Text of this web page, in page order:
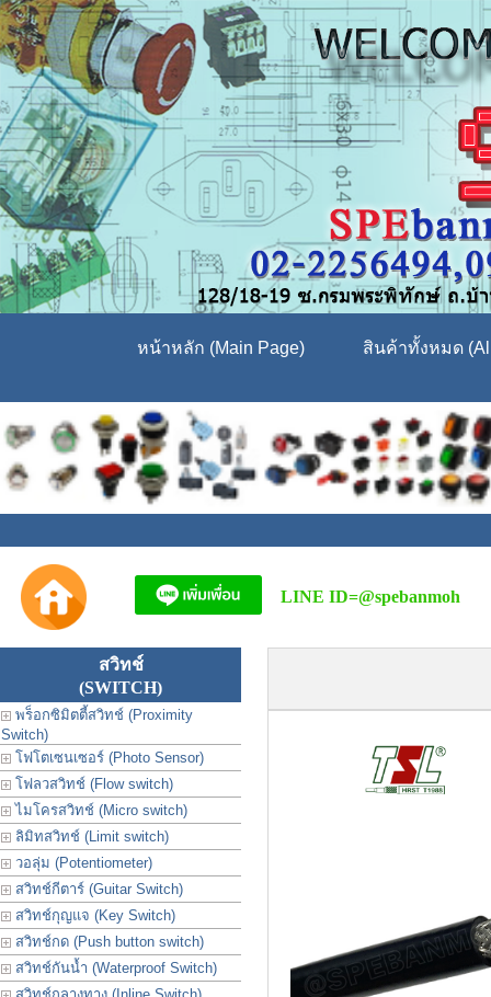
หน้าหลัก (Main Page) สินค้าทั้งหมด
LINE ID=@spebanmoh
สวิทช์
(SWITCH)
พร็อกซิมิตตี้สวิทช์ (Proximity
Switch)
โฟโตเซนเซอร์ (Photo Sensor)
โฟลวสวิทช์ (Flow switch)
ไมโครสวิทช์ (Micro switch)
ลิมิทสวิทช์ (Limit switch)
วอลุ่ม (Potentiometer)
สวิทช์กีตาร์ (Guitar Switch)
สวิทช์กุญแจ (Key Switch)
สวิทช์กด (Push button switch)
สวิทช์กันน้ำ (Waterproof Switch)